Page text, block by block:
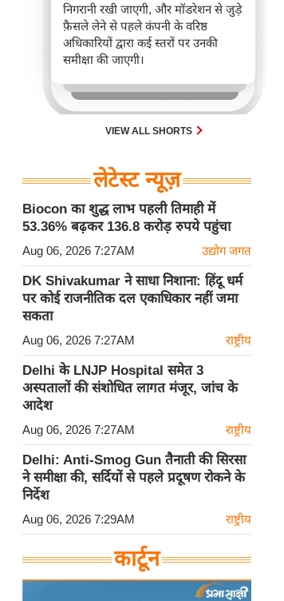
निगरानी रखी जाएगी, और मॉडरेशन से जुड़े
फ़ैसले लेने से पहले कंपनी के वरिष्ठ
अधिकारियों द्वारा कई स्तरों पर उनकी
समीक्षा की जाएगी।
VIEW ALL SHORTS
लेटेस्ट न्यूज़
Biocon का शुद्ध लाभ पहली तिमाही में
53.36% बढ़कर 136.8 करोड़ रुपये पहुंचा
Aug 06, 2026 7:27AM उद्योग जगत
DK Shivakumar ने साधा निशाना: हिंदू धर्म
पर कोई राजनीतिक दल एकाधिकार नहीं जमा
सकता
Aug 06, 2026 7:27AM राष्ट्रीय
Delhi के LNJP Hospital समेत 3
अस्पतालों की संशोधित लागत मंजूर, जांच के
आदेश
Aug 06, 2026 7:27AM राष्ट्रीय
Delhi: Anti-Smog Gun तैनाती की सिरसा
ने समीक्षा की, सर्दियों से पहले प्रदूषण रोकने के
निर्देश
Aug 06, 2026 7:29AM राष्ट्रीय
कार्टून